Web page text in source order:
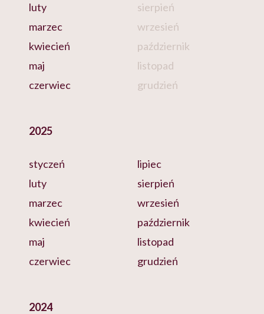
luty
marzec
kwiecień
maj
czerwiec
sierpień
wrzesień
październik
listopad
grudzień
2025
styczeń
luty
marzec
kwiecień
maj
czerwiec
lipiec
sierpień
wrzesień
październik
listopad
grudzień
2024